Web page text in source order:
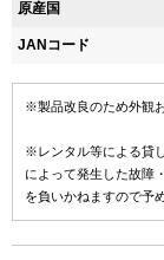
原産国
JANコード
※製品改良のため外観
※レンタル等による貸
によって発生した故障
を負いかねますので予